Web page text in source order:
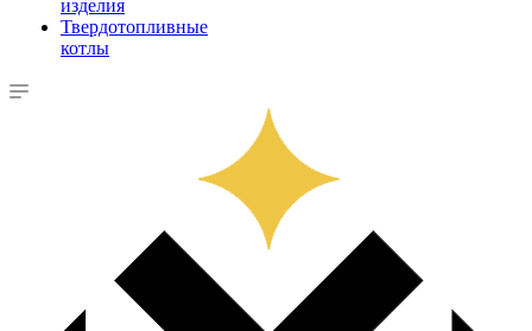
изделия
Твердотопливные
котлы